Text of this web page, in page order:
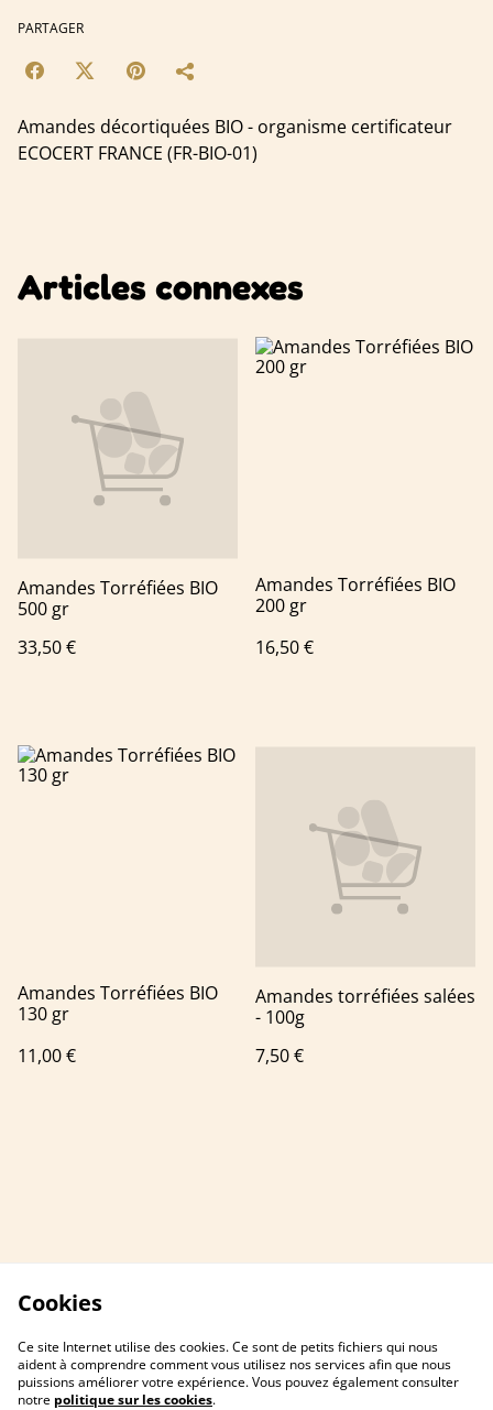
PARTAGER
Amandes décortiquées BIO - organisme certificateur
ECOCERT FRANCE (FR-BIO-01)
Articles connexes
Amandes Torréfiées BIO
500 gr
33,50 €
Amandes Torréfiées BIO
200 gr
16,50 €
Amandes Torréfiées BIO
130 gr
11,00 €
Amandes torréfiées salées
- 100g
7,50 €
Cookies
Ce site Internet utilise des cookies. Ce sont de petits fichiers qui nous
aident à comprendre comment vous utilisez nos services afin que nous
puissions améliorer votre expérience. Vous pouvez également consulter
notre politique sur les cookies.